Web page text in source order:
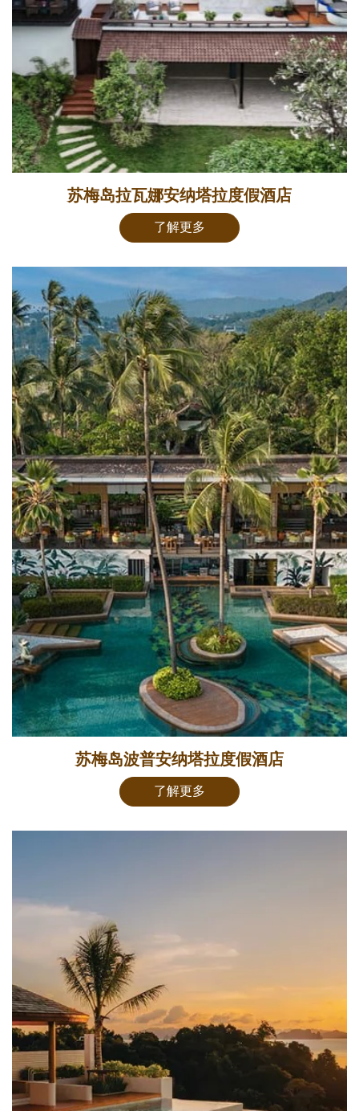
苏梅岛拉瓦娜安纳塔拉度假酒店
了解更多
苏梅岛波普安纳塔拉度假酒店
了解更多